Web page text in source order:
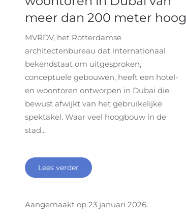
meer dan 200 meter hoog
MVRDV, het Rotterdamse
architectenbureau dat internationaal
bekendstaat om uitgesproken,
conceptuele gebouwen, heeft een hotel-
en woontoren ontworpen in Dubai die
bewust afwijkt van het gebruikelijke
spektakel. Waar veel hoogbouw in de
stad...
Lees verder
Aangemaakt op 23 januari 2026.